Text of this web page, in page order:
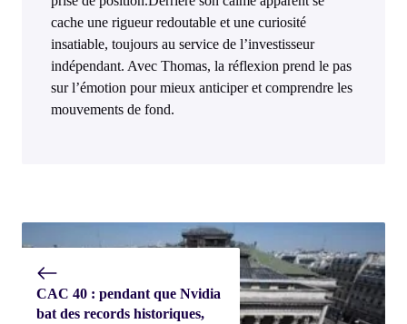
cache une rigueur redoutable et une curiosité
insatiable, toujours au service de l’investisseur
indépendant. Avec Thomas, la réflexion prend le pas
sur l’émotion pour mieux anticiper et comprendre les
mouvements de fond.
CAC 40 : pendant que Nvidia
bat des records historiques,